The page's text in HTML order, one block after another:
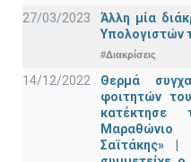
27/03/2023
Άλλη μία
Υπολογιστών
#Διακρίσεις
14/12/2022
Θερμά
φοιτητών
Σαϊτάκης» |